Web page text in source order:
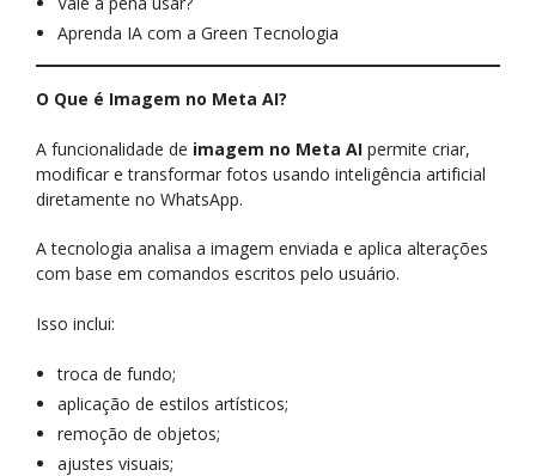
Aprenda IA com a Green Tecnologia
O Que é Imagem no Meta AI?
A funcionalidade de imagem no Meta AI permite criar,
modificar e transformar fotos usando inteligência artificial
diretamente no WhatsApp.
A tecnologia analisa a imagem enviada e aplica alterações
com base em comandos escritos pelo usuário.
Isso inclui:
troca de fundo;
aplicação de estilos artísticos;
remoção de objetos;
ajustes visuais;